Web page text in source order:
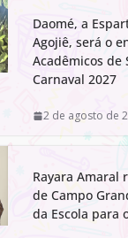
Daomé, a
Agojiê, será o
Acadêmicos de
Carnaval 2027
2 de agosto de
Rayara Amaral
de Campo
da Escola para